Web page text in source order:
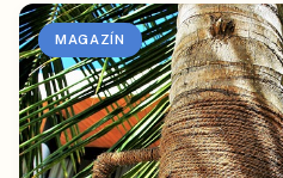
MAGAZÍN